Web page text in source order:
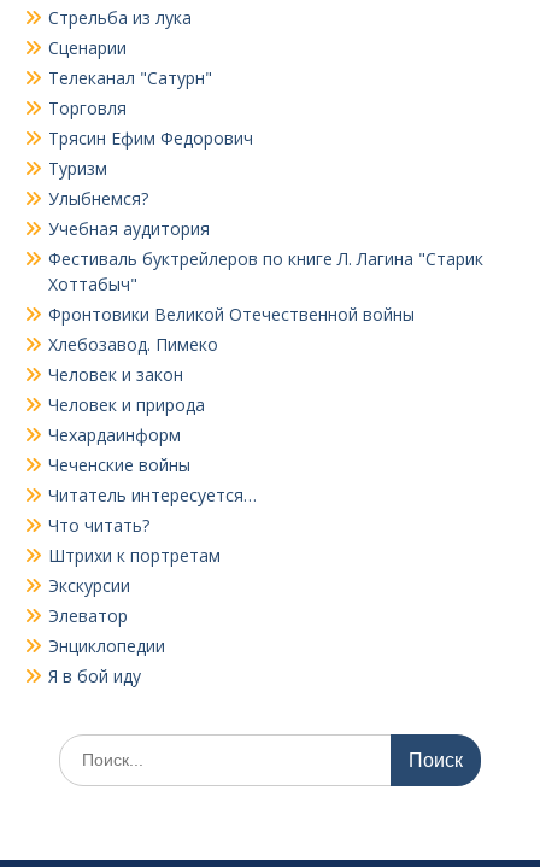
Стрельба из лука
Сценарии
Телеканал "Сатурн"
Торговля
Трясин Ефим Федорович
Туризм
Улыбнемся?
Учебная аудитория
Фестиваль буктрейлеров по книге Л. Лагина "Старик
Хоттабыч"
Фронтовики Великой Отечественной войны
Хлебозавод. Пимеко
Человек и закон
Человек и природа
Чехардаинформ
Чеченские войны
Читатель интересуется…
Что читать?
Штрихи к портретам
Экскурсии
Элеватор
Энциклопедии
Я в бой иду
Поиск
по: